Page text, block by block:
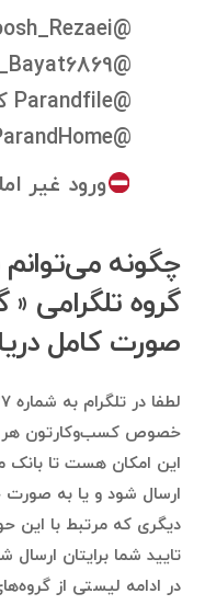
@kianoosh_Rezaei ادمين
@A_Bayat6869
@Parandfile كانال
@ParandHome كانال فايل
ورود غیر
چگونه می‌توانم
گروه تلگرامی ‌«
صورت کامل
خصوص کسب‌وکارتون هر
این امکان هست تا بانک
ارسال شود و یا به صورت
دیگری که مرتبط با این
تایید شما برایتان ارسال
در ادامه لیستی از